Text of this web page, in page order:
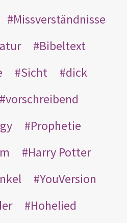
Missverständnisse
Bibeltext
Sicht
dick
vorschreibend
Prophetie
Harry Potter
YouVersion
Hohelied